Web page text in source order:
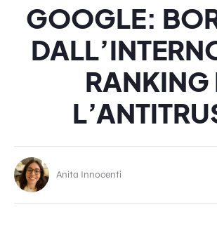
GOOGLE:
RANKING
Anita Innocenti